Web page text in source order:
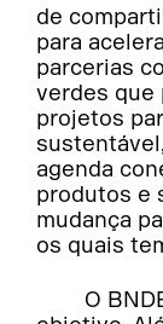
de
para
parcerias
verdes que
projetos
agenda
produtos e
mudança
os quais
O